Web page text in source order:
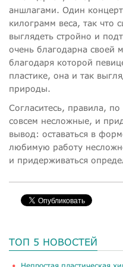
аншлагами. Один
килограмм веса, так что
выглядеть стройно и
очень благодарна своей
благодаря которой
пластике, она и так
природы.
Согласитесь, правила,
совсем несложные, и
вывод: оставаться в
любимую работу
и придерживаться
ТОП 5 НОВОСТЕЙ